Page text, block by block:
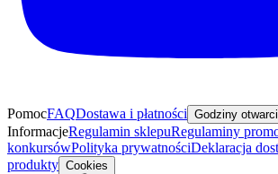
PomocFAQDostawa i płatności Godziny
InformacjeRegulamin sklepuRegulaminy
konkursówPolityka prywatnościDeklaracja
produkty Cookies